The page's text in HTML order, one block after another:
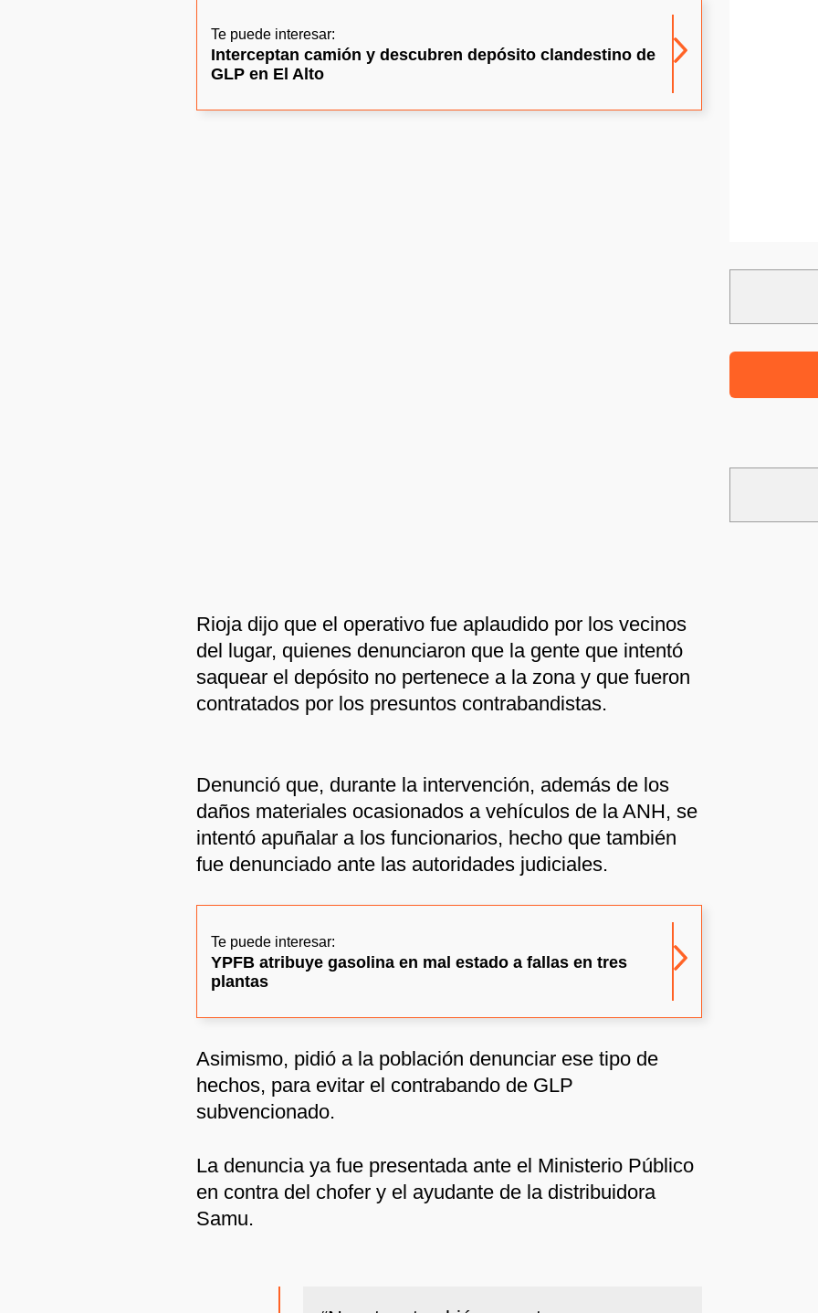
Te puede interesar:
Interceptan camión y descubren depósito clandestino de
GLP en El Alto
Rioja dijo que el operativo fue aplaudido por los vecinos
del lugar, quienes denunciaron que la gente que intentó
saquear el depósito no pertenece a la zona y que fueron
contratados por los presuntos contrabandistas.
Denunció que, durante la intervención, además de los
daños materiales ocasionados a vehículos de la ANH, se
intentó apuñalar a los funcionarios, hecho que también
fue denunciado ante las autoridades judiciales.
Te puede interesar:
YPFB atribuye gasolina en mal estado a fallas en tres
plantas
Asimismo, pidió a la población denunciar ese tipo de
hechos, para evitar el contrabando de GLP
subvencionado.
La denuncia ya fue presentada ante el Ministerio Público
en contra del chofer y el ayudante de la distribuidora
Samu.